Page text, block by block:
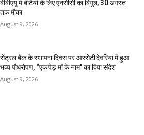
बीबीएयू में बेटियों के लिए एनसीसी का बिगुल, 30 अगस्त
तक मौका
August 9, 2026
सेंट्रल बैंक के स्थापना दिवस पर आरसेटी देवरिया में हुआ
भव्य पौधरोपण, “एक पेड़ माँ के नाम” का दिया संदेश
August 9, 2026